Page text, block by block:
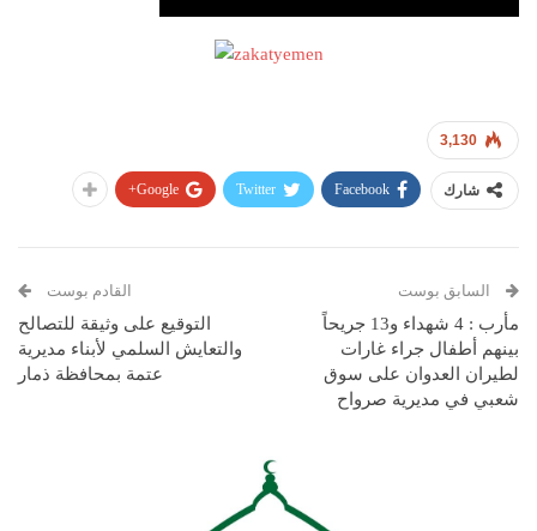
3,130
شارك Facebook
Twitter
Google+
السابق بوست
مأرب : 4 شهداء و13 جريحاً
بينهم أطفال جراء غارات
لطيران العدوان على سوق
شعبي في مديرية صرواح
القادم بوست
التوقيع على وثيقة للتصالح
والتعايش السلمي لأبناء مديرية
عتمة بمحافظة ذمار